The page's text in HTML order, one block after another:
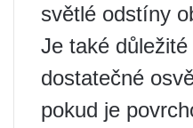
světlé odstíny
Je také
dostatečné
pokud je